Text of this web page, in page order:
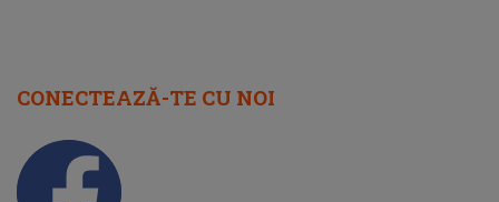
CONECTEAZĂ-TE CU NOI